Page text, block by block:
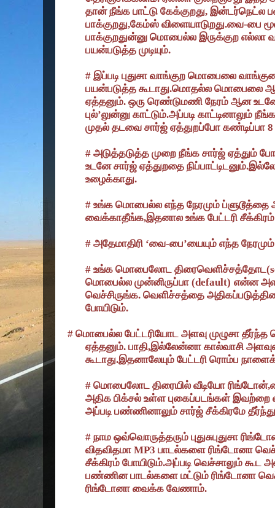
தான் நீங்க பாட்டு கேக்குறது, இன்டர்நெட்ல
பாக்குறது,கேம்ஸ் விளையாடுறது.வை-பை
பாக்குறதுன்னு மொபைல்ல இருக்குற எல்லா
பயன்படுத்த முடியும்.
# இப்படி புதுசா வாங்குற மொபைலை
பயன்படுத்த கூடாது.மொதல்ல மொபைலை
ஏத்தனும். ஒரு ரெண்டுமணி நேரம் ஆன
புல்’லுன்னு காட்டும்.அப்படி காட்டினாலும்
முதல் தடவை சார்ஜ் ஏத்துறப்போ கண்டிப்பா
# அடுத்தடுத்த முறை நீங்க சார்ஜ் ஏத்தும்
உடனே சார்ஜ் ஏத்துறதை
உழைக்காது.
# உங்க மொபைல்ல எந்த நேரமும்
வைக்காதீங்க,இதனால உங்க பேட்டரி சீக்கிரம்
# அதேமாதிரி ‘வை-பை’யையும் எந்த
# உங்க மொபைலோட திரைவெளிச்சத்தோட(
மொபைல்ல முன்னிருப்பா (default) என்ன
வெச்சிருங்க. வெளிச்சத்தை
போயிடும்.
# மொபைல்ல பேட்டரியோட அளவு முழுசா தீர்ந்த
ஏத்தனும். பாதி,இல்லேன்னா கால்வாசி
கூடாது.இதனாலேயும் பேட்டரி ரொம்ப
# மொபைலோட திரையில் வீடியோ ரிங்டோன்,
அதிக பிக்சல் உள்ள புகைப்படங்கள் இவற்றை
அப்படி பண்ணினாலும் சார்ஜ் சீக்கிரமே
# நாம ஒவ்வொருத்தரும் புதுசுபுதுசா
விதவிதமா MP3 பாடல்களை ரிங்டோனா
சீக்கிரம் போயிடும்.அப்படி வெச்சாலும் கூட
பண்ணின பாடல்களை மட்டும் ரிங்டோனா
ரிங்டோனா வைக்க வேணாம்.